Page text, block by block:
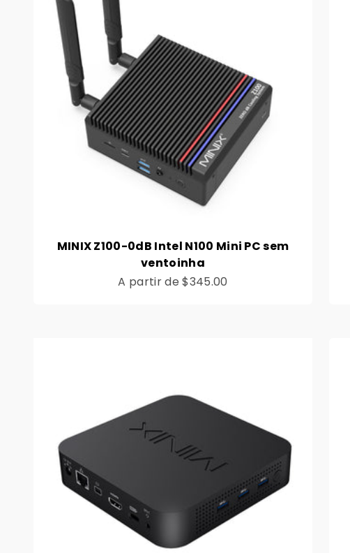
MINIX Z100-0dB Intel N100 Mini PC sem
ventoinha
Preço de venda
A partir de$345.00